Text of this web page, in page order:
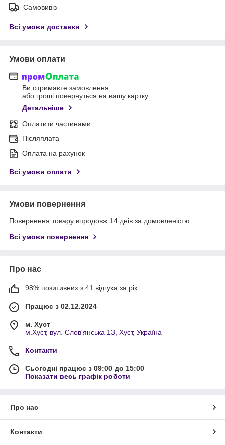
Самовивіз
Всі умови доставки
Умови оплати
Ви отримаєте замовлення
або гроші повернуться на вашу картку
Детальніше
Оплатити частинами
Післяплата
Оплата на рахунок
Всі умови оплати
Умови повернення
Повернення товару впродовж 14 днів за домовленістю
Всі умови повернення
Про нас
98% позитивних з 41 відгука за рік
Працює з 02.12.2024
м. Хуст
м.Хуст, вул. Слов'янська 13, Хуст, Україна
Контакти
Сьогодні працює з 09:00 до 15:00
Показати весь графік роботи
Про нас
Контакти